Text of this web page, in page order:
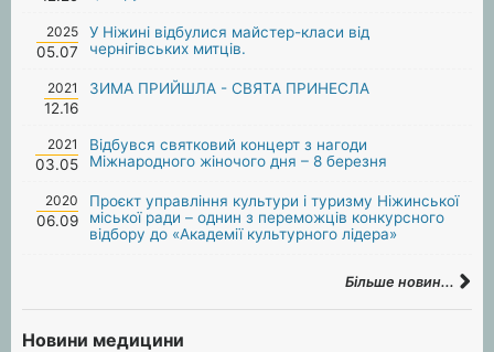
2025
05.07
У Ніжині відбулися майстер-класи від
чернігівських митців.
2021
12.16
ЗИМА ПРИЙШЛА - СВЯТА ПРИНЕСЛА
2021
03.05
Відбувся святковий концерт з нагоди
Міжнародного жіночого дня – 8 березня
2020
06.09
Проєкт управління культури і туризму Ніжинської
міської ради – однин з переможців конкурсного
відбору до «Академії культурного лідера»
Більше новин...
Новини медицини